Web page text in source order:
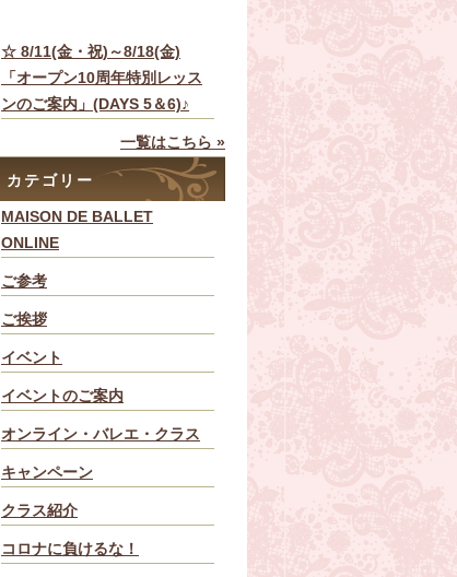
☆ 8/11(金・祝)～8/18(金)
「オープン10周年特別レッス
ンのご案内」(DAYS 5＆6)♪
一覧はこちら »
カテゴリー
MAISON DE BALLET
ONLINE
ご参考
ご挨拶
イベント
イベントのご案内
オンライン・バレエ・クラス
キャンペーン
クラス紹介
コロナに負けるな！